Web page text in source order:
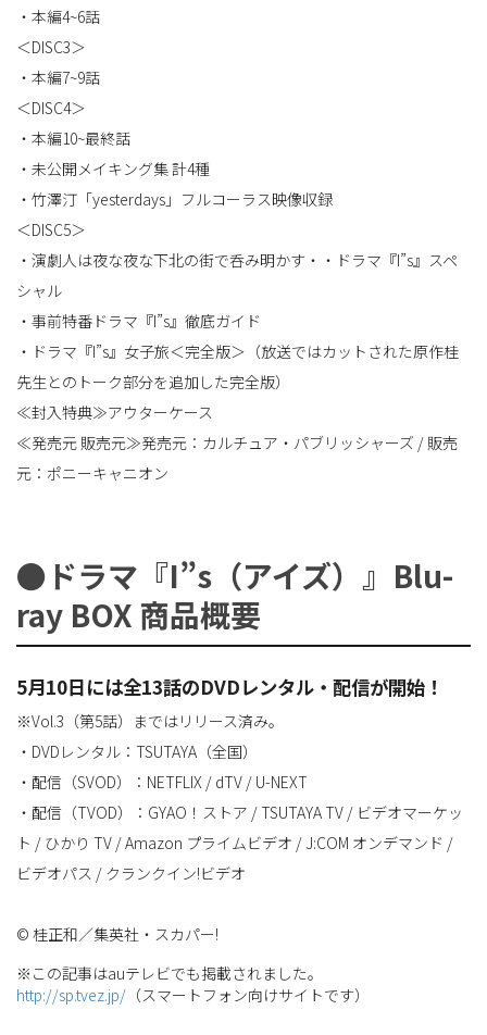
・本編4~6話
＜DISC3＞
・本編7~9話
＜DISC4＞
・本編10~最終話
・未公開メイキング集 計4種
・竹澤汀「yesterdays」フルコーラス映像収録
＜DISC5＞
・演劇人は夜な夜な下北の街で呑み明かす・・ドラマ『I”s』スペ
シャル
・事前特番ドラマ『I”s』徹底ガイド
・ドラマ『I”s』女子旅＜完全版＞（放送ではカットされた原作桂
先生とのトーク部分を追加した完全版）
≪封入特典≫アウターケース
≪発売元 販売元≫発売元：カルチュア・パブリッシャーズ / 販売
元：ポニーキャニオン
●ドラマ『I”s（アイズ）』Blu-
ray BOX 商品概要
5月10日には全13話のDVDレンタル・配信が開始！
※Vol.3（第5話）まではリリース済み。
・DVDレンタル：TSUTAYA（全国）
・配信（SVOD）：NETFLIX / dTV / U-NEXT
・配信（TVOD）：GYAO！ストア / TSUTAYA TV / ビデオマーケッ
ト / ひかり TV / Amazon プライムビデオ / J:COM オンデマンド /
ビデオパス / クランクイン!ビデオ
© 桂正和／集英社・スカパー!
※この記事はauテレビでも掲載されました。
http://sp.tvez.jp/ （スマートフォン向けサイトです）